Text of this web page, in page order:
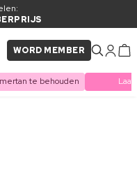
WORD MEMBER
te behouden
AAN